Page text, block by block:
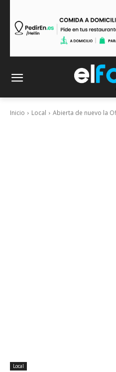
Inicio Local Abierta de nuevo la
Local